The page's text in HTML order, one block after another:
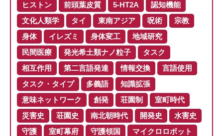
ヒストン
前頭葉皮質 5-HT2A
認知機能
文化人類学
タイ 東南アジア 呪術
宗教
身体
イレズミ 身体変工
地域研究
民間医療
発光希土類ナノ粒子
タスク
相互作用
第二言語発達 情報交換
言語使用
タスク・タイプ
多義語
知識拡張
意味ネットワーク
創発 荘園制
室町時代
災害史
荘園史 南北朝時代 開発史
水害史
守護
室町幕府 守護領国
マイクロロボット